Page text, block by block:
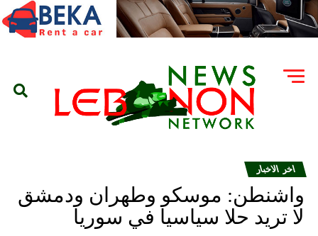
اخر الاخبار
واشنطن: موسكو وطهران ودمشق
لا تريد حلا سياسيا في سوريا